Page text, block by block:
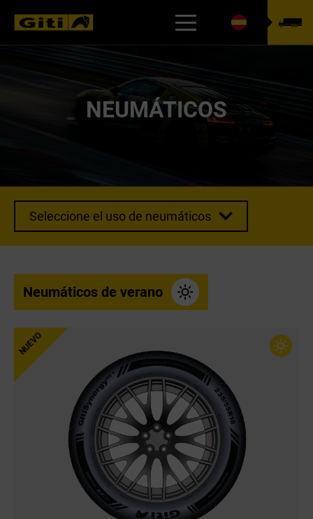
BUSCADOR DE NEUMÁTICOS
NEUMÁTICOS
Seleccione el uso de neumáticos
Neumáticos de verano